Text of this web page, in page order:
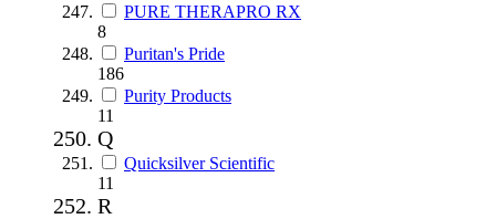
PURE THERAPRO RX
8
Puritan's Pride
186
Purity Products
11
Q
Quicksilver Scientific
11
R